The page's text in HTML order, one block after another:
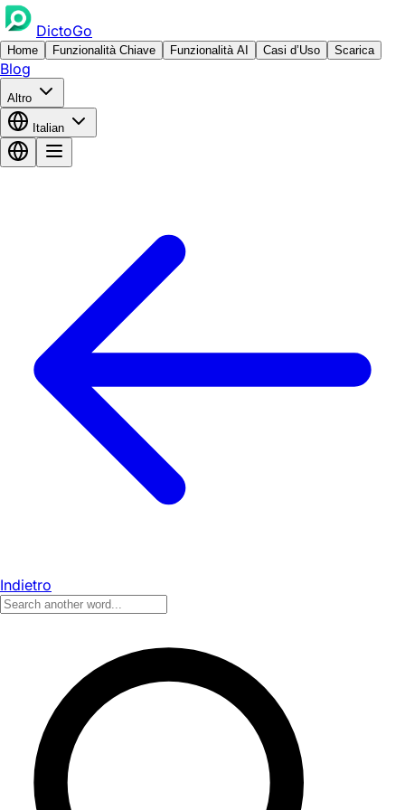
DictoGo
Home Funzionalità Chiave Funzionalità AI Casi d’Uso Scarica
Blog
Altro
Italian
Indietro